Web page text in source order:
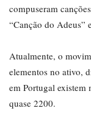
compuseram
“Canção do Adeus”
Atualmente, o
elementos no ativo,
em Portugal existem
quase 2200.